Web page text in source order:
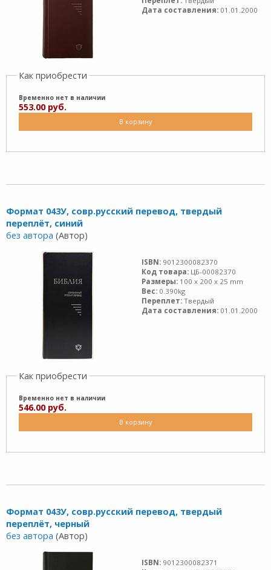
Дата составления: 01.01.2000
Как приобрести
Временно нет в наличии
553.00 руб.
В корзину
Формат 043У, совр.русский перевод, твердый
переплёт, синий
без автора (Автор)
ISBN: 9012300082370
Код товара: ЦБ-00082370
Размеры: 100 x 200 x 25 mm
Вес: 0.390kg
Переплет: Твердый
Дата составления: 01.01.2000
Как приобрести
Временно нет в наличии
546.00 руб.
В корзину
Формат 043У, совр.русский перевод, твердый
переплёт, черный
без автора (Автор)
ISBN: 9012300082371